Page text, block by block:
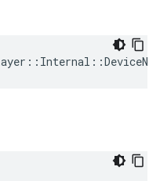
:: Internal ::